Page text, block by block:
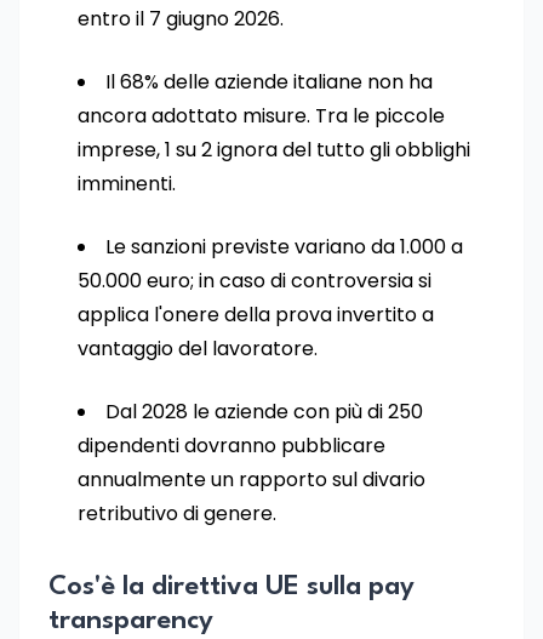
entro il 7 giugno 2026.
Il 68% delle aziende italiane non ha
ancora adottato misure. Tra le piccole
imprese, 1 su 2 ignora del tutto gli obblighi
imminenti.
Le sanzioni previste variano da 1.000 a
50.000 euro; in caso di controversia si
applica l'onere della prova invertito a
vantaggio del lavoratore.
Dal 2028 le aziende con più di 250
dipendenti dovranno pubblicare
annualmente un rapporto sul divario
retributivo di genere.
Cos'è la direttiva UE sulla pay
transparency